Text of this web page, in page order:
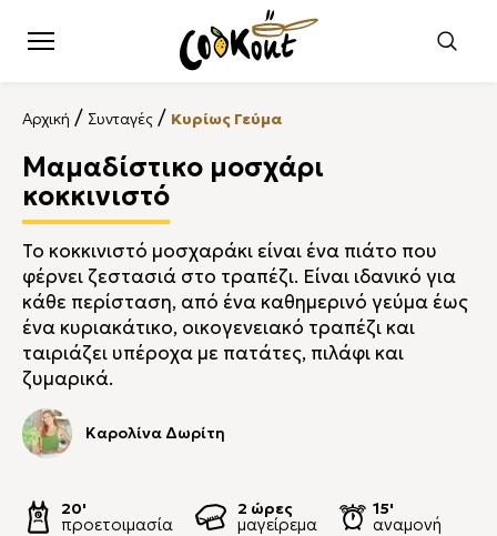
Αρχική / Συνταγές / Κυρίως Γεύμα
Μαμαδίστικο μοσχάρι
κοκκινιστό
Το κοκκινιστό μοσχαράκι είναι ένα πιάτο που
φέρνει ζεστασιά στο τραπέζι. Είναι ιδανικό για
κάθε περίσταση, από ένα καθημερινό γεύμα έως
ένα κυριακάτικο, οικογενειακό τραπέζι και
ταιριάζει υπέροχα με πατάτες, πιλάφι και
ζυμαρικά.
Καρολίνα Δωρίτη
20'
προετοιμασία
2 ώρες
μαγείρεμα
15'
αναμονή